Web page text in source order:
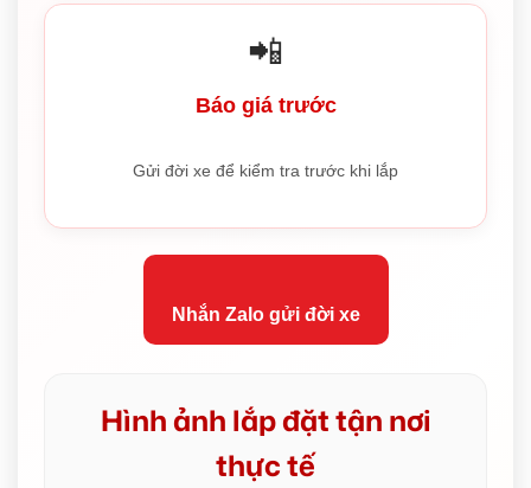
📲
Báo giá trước
Gửi đời xe để kiểm tra trước khi lắp
Nhắn Zalo gửi đời xe
Hình ảnh lắp đặt tận nơi
thực tế